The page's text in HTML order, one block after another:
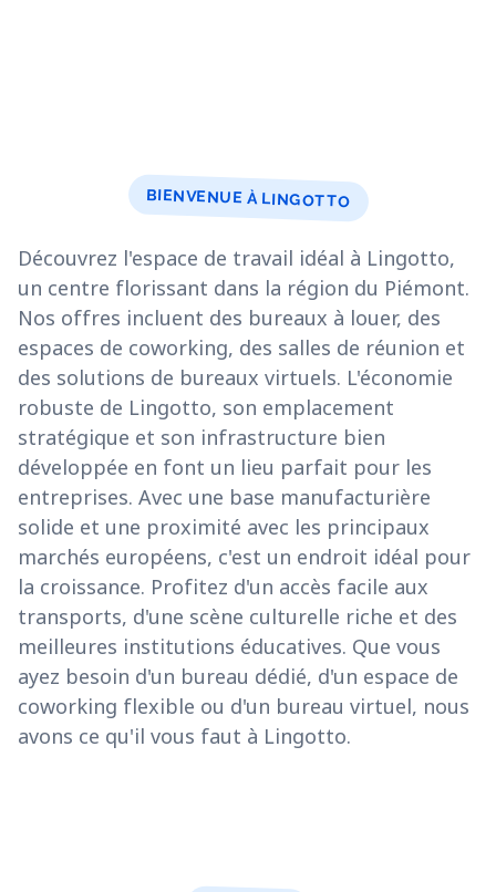
BIENVENUE À LINGOTTO
Découvrez l'espace de travail idéal à Lingotto,
un centre florissant dans la région du Piémont.
Nos offres incluent des bureaux à louer, des
espaces de coworking, des salles de réunion et
des solutions de bureaux virtuels. L'économie
robuste de Lingotto, son emplacement
stratégique et son infrastructure bien
développée en font un lieu parfait pour les
entreprises. Avec une base manufacturière
solide et une proximité avec les principaux
marchés européens, c'est un endroit idéal pour
la croissance. Profitez d'un accès facile aux
transports, d'une scène culturelle riche et des
meilleures institutions éducatives. Que vous
ayez besoin d'un bureau dédié, d'un espace de
coworking flexible ou d'un bureau virtuel, nous
avons ce qu'il vous faut à Lingotto.